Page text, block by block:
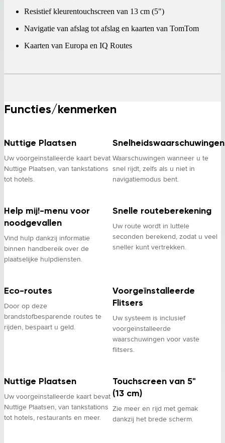
Resistief kleurentouchscreen van 13 cm (5")
Navigatie van afslag tot afslag en kaarten van TomTom
Kaarten van Europa en IQ Routes
Functies/kenmerken
Nuttige Plaatsen
Uw voorgeïnstalleerde kaart bevat
Nuttige Plaatsen, van tankstations
tot hotels.
Snelheidswaarschuwingen
Waarschuwingen wanneer u te
snel rijdt, zelfs als u niet in
navigatiemodus bent.
Help mij!-menu voor
noodgevallen
Vind hulp dankzij informatie
binnen handbereik over de
plaatselijke hulpdiensten.
Snelle routeberekening
Uw route wordt in luttele
seconden berekend, zodat u veel
sneller kunt vertrekken.
Eco-routes
Door op deze
brandstofbesparende routes te
rijden, bespaart u geld.
Voorgeïnstalleerde
Flitsers
Uw systeem is inclusief
voorgeïnstalleerde
waarschuwingen voor vaste
flitsers.
Nuttige Plaatsen
Uw voorgeïnstalleerde kaart bevat
Nuttige Plaatsen, van tankstations
tot hotels, restaurants en meer.
Touchscreen van 5"
(13 cm)
Zie meer en rijd met gemak
dankzij het brede scherm.